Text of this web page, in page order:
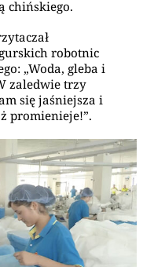
chińskiego.
robotnic
„Woda, gleba i
zaledwie trzy
się jaśniejsza i
promienieje!”.